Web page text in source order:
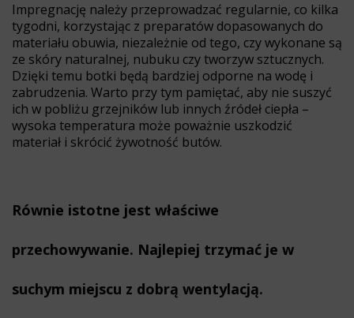
Impregnację należy przeprowadzać regularnie, co kilka
tygodni, korzystając z preparatów dopasowanych do
materiału obuwia, niezależnie od tego, czy wykonane są
ze skóry naturalnej, nubuku czy tworzyw sztucznych.
Dzięki temu botki będą bardziej odporne na wodę i
zabrudzenia. Warto przy tym pamiętać, aby nie suszyć
ich w pobliżu grzejników lub innych źródeł ciepła –
wysoka temperatura może poważnie uszkodzić
materiał i skrócić żywotność butów.
Równie istotne jest właściwe
przechowywanie. Najlepiej trzymać je w
suchym miejscu z dobrą wentylacją.